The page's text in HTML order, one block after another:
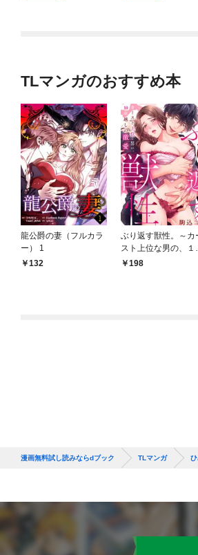
TLマンガのおすすめ本
龍公爵の妻（フルカラ
ー） 1
132
ぶり返す獣性。～カ
スト上位な男の、１
年越しの激愛１
198
漫画無料試し読みならdブック TLマンガ ひ